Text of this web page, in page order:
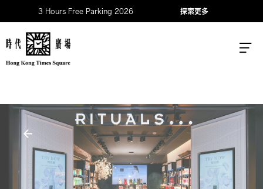
3 Hours Free Parking 2026 探索更多